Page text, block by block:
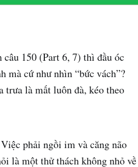
150 (Part 6, 7) thì đầu óc
mà cứ như nhìn “bức vách”?
trưa là mất luôn đà, kéo theo
phải ngồi im và căng não
là một thử thách không nhỏ về